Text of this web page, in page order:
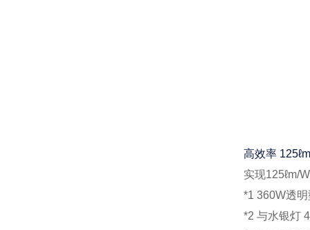
高效率
实现125ℓm/
*1 360W透明
*2 与水银灯